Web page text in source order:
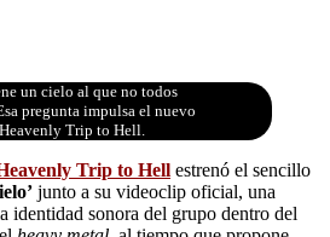
un cielo al que no todos
pregunta impulsa el nuevo
Trip to Hell.
Trip to Hell estrenó el sencillo
junto a su videoclip oficial, una
identidad sonora del grupo dentro del